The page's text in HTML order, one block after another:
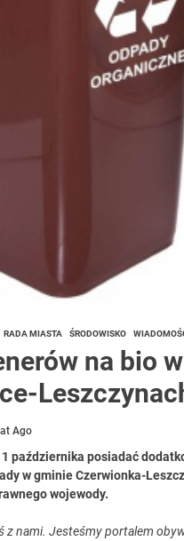
RADA MIASTA ŚRODOWISKO
na bio w
Ago
października posiadać
w gminie Czerwionka-
wojewody.
z nami. Jesteśmy portalem